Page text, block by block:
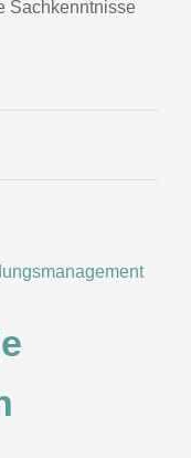
Sachkenntnisse